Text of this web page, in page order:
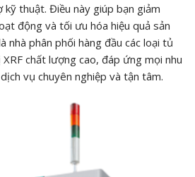
thuật. Điều này giúp bạn giảm
động và tối ưu hóa hiệu quả sản
nhà phân phối hàng đầu các loại tủ
chất lượng cao, đáp ứng mọi nhu
vụ chuyên nghiệp và tận tâm.